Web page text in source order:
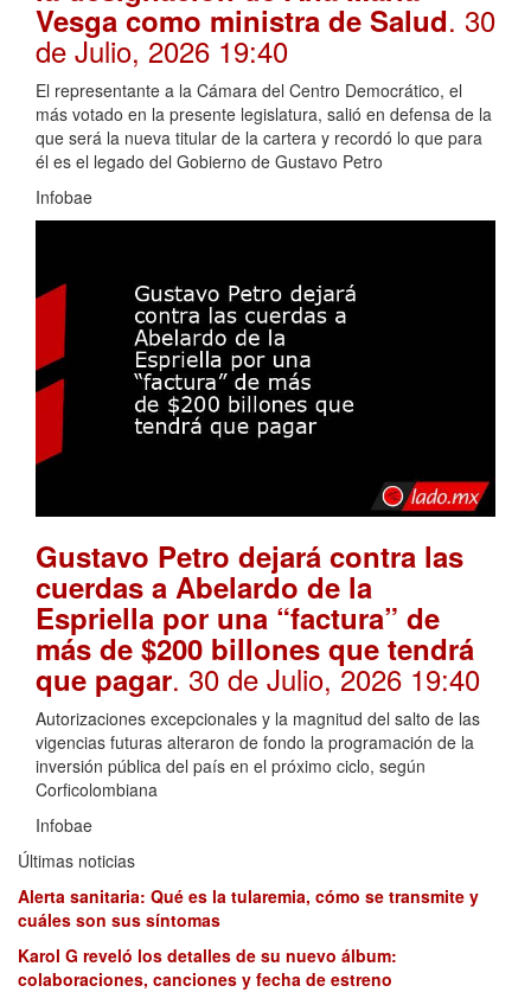
Vesga como ministra de Salud. 30
de Julio, 2026 19:40
El representante a la Cámara del Centro Democrático, el
más votado en la presente legislatura, salió en defensa de la
que será la nueva titular de la cartera y recordó lo que para
él es el legado del Gobierno de Gustavo Petro
Infobae
Gustavo Petro dejará contra las
cuerdas a Abelardo de la
Espriella por una “factura” de
más de $200 billones que tendrá
que pagar. 30 de Julio, 2026 19:40
Autorizaciones excepcionales y la magnitud del salto de las
vigencias futuras alteraron de fondo la programación de la
inversión pública del país en el próximo ciclo, según
Corficolombiana
Infobae
Últimas noticias
Alerta sanitaria: Qué es la tularemia, cómo se transmite y
cuáles son sus síntomas
Karol G reveló los detalles de su nuevo álbum:
colaboraciones, canciones y fecha de estreno